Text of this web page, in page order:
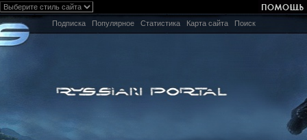
Подписка Популярное Статистика Карта сайта Поиск